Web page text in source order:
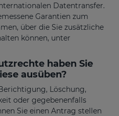
Datentransfer.
Garantien zum
über die Sie zusätzliche
können, unter
haben Sie
ausüben?
Löschung,
oder gegebenenfalls
Sie einen Antrag stellen